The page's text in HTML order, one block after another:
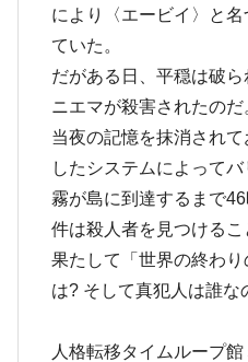
により〈エービイ〉と
ていた。
だがある日、平穏は破ら
ニエマが殺害されたの
当夜の記憶を抹消され
したシステムによってバ
霧が島に到達するまで
件は殺人者を見つけるこ
果たして「世界の終わ
は? そして真犯人は誰な
人格転移タイムループ